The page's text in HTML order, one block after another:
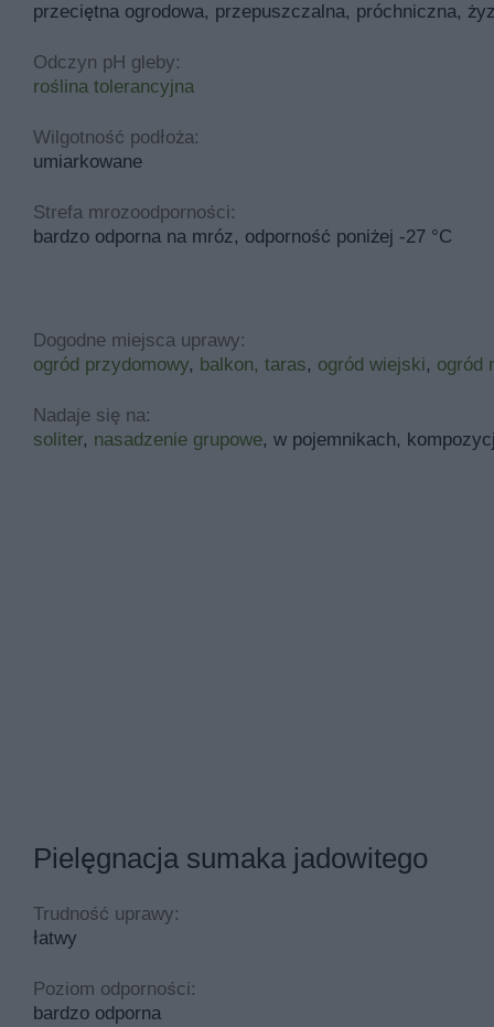
przeciętna ogrodowa, przepuszczalna, próchniczna,
Odczyn pH gleby:
roślina tolerancyjna
Wilgotność podłoża:
umiarkowane
Strefa mrozoodporności:
bardzo odporna na mróz, odporność poniżej -27 °C
Dogodne miejsca uprawy:
ogród przydomowy, balkon, taras, ogród wiejski, ogród
Nadaje się na:
soliter, nasadzenie grupowe, w pojemnikach,
Pielęgnacja sumaka jadowitego
Trudność uprawy:
łatwy
Poziom odporności:
bardzo odporna